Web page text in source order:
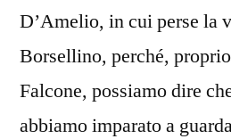
D’Amelio, in cui perse la
Borsellino, perché,
Falcone, possiamo dire
abbiamo imparato a